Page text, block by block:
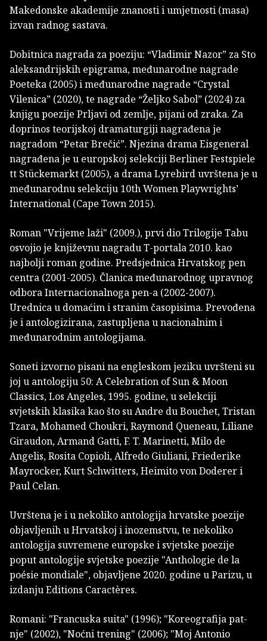
Makedonske akademije znanosti i umjetnosti (masa)
izvan radnog sastava.
Dobitnica nagrada za poeziju: “Vladimir Nazor” za Sto
aleksandrijskih epigrama, međunarodne nagrade
Poe­teka (2005) i međunarodne nagrade “Crystal
Vilenica” (2020), te nagrade “Željko Sabol” (2024) za
knjigu poezije Prljavi od zemlje, pijani od zraka. Za
doprinos teorijskoj dramaturgiji nagrađena je
nagradom “Petar Brečić”. Njezina drama Eisge­neral
nagrađena je u europskoj selekciji Berliner Festspiele
tt Stückemarkt (2005), a drama Lyrebird uvrštena je u
međuna­rodnu selekciju 10th Women Playwrights’
International (Cape Town 2015).
Roman "Vrijeme laži" (2009.), prvi dio Trilogije Tabu
osvojio je književnu nagradu T-portala 2010. kao
najbolji ro­man godine. Predsjednica Hrvatskog pen
centra (2001-2005). Članica međunarodnog upravnog
odbora Internacionalnoga pen-a (2002-2007).
Urednica u domaćim i stranim časopisima. Prevođena
je i antologizirana, zastupljena u nacionalnim i
međunarodnim antologijama.
Soneti izvorno pisani na en­gleskom jeziku uvršteni su
joj u antologiju 50: A Celebration of Sun & Moon
Classics, Los Angeles, 1995. godine, u selekciji
svjetskih klasika kao što su Andre du Bouchet, Tristan
Tzara, Mohamed Choukri, Raymond Queneau, Liliane
Giraudon, Armand Gatti, F. T. Marinetti, Milo de
Angelis, Rosita Copi­oli, Alfredo Giuliani, Friederike
Mayrocker, Kurt Schwitters, Heimito von Doderer i
Paul Celan.
Uvrštena je i u nekoliko antologija hrvatske poezije
objavljenih u Hrvatskoj i inozem­stvu, te nekoliko
antologija suvremene europske i svjetske poezije
poput antologije svjetske poezije "Anthologie de la
poésie mondiale", objavljene 2020. godine u Parizu, u
izdanju Editions Caractères.
Romani: "Francuska suita" (1996); "Koreografija pat­
nje" (2002), "Noćni trening" (2006); "Moj Antonio